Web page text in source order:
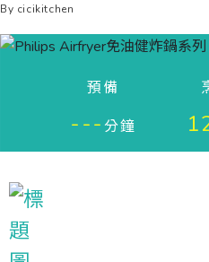
By cicikitchen
預備
---分鐘